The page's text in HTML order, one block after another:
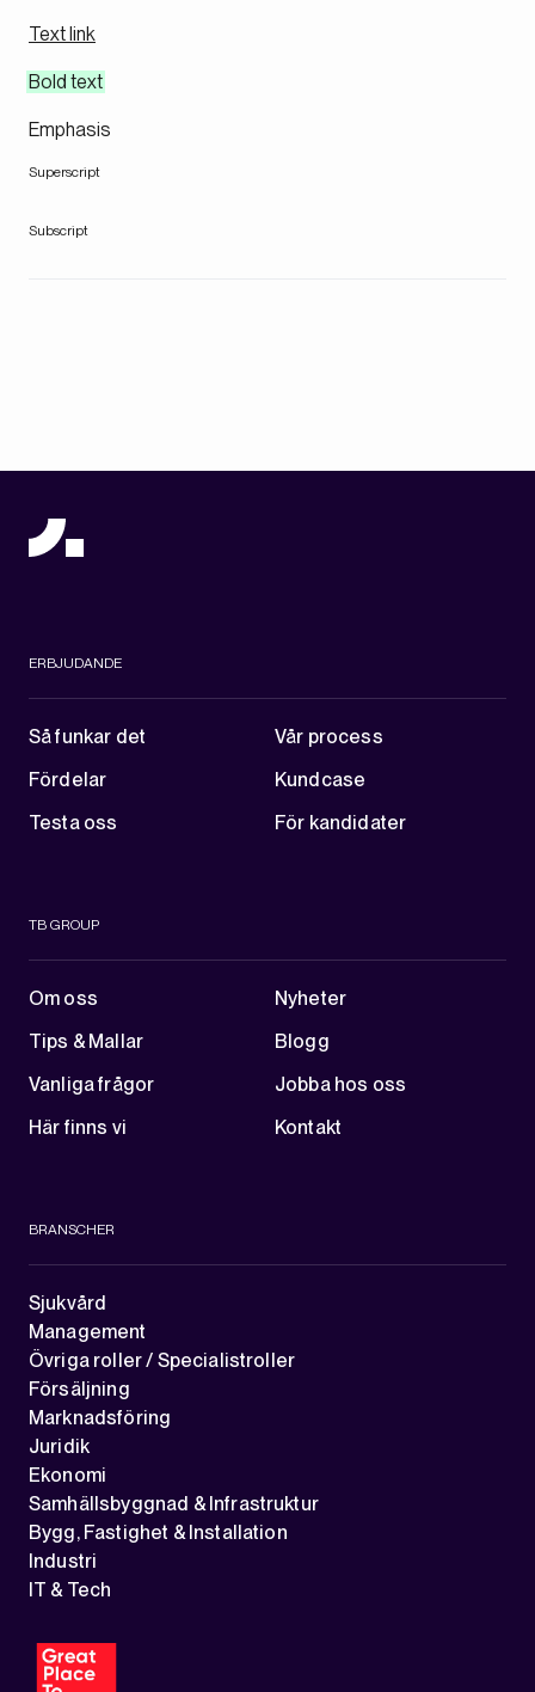
Text link
Bold text
Emphasis
Superscript
Subscript
ERBJUDANDE
Så funkar det
Vår process
Fördelar
Kundcase
Testa oss
För kandidater
TB GROUP
Om oss
Nyheter
Tips & Mallar
Blogg
Vanliga frågor
Jobba hos oss
Här finns vi
Kontakt
BRANSCHER
Sjukvård
Management
Övriga roller / Specialistroller
Försäljning
Marknadsföring
Juridik
Ekonomi
Samhällsbyggnad & Infrastruktur
Bygg, Fastighet & Installation
Industri
IT & Tech